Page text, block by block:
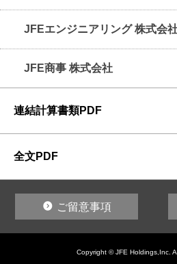
JFEエンジニアリング 株式会
JFE商事 株式会社
連結計算書類PDF
全文PDF
ご留意事項
Copyright © JFE Holdings,Inc.